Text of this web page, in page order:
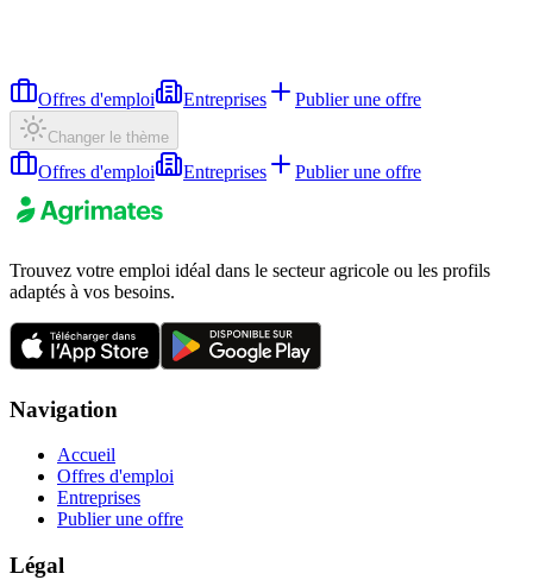
Offres d'emploi Entreprises Publier une offre
Changer le thème
Offres d'emploi Entreprises Publier une offre
Trouvez votre emploi idéal dans le secteur agricole ou les profils
adaptés à vos besoins.
Navigation
Accueil
Offres d'emploi
Entreprises
Publier une offre
Légal